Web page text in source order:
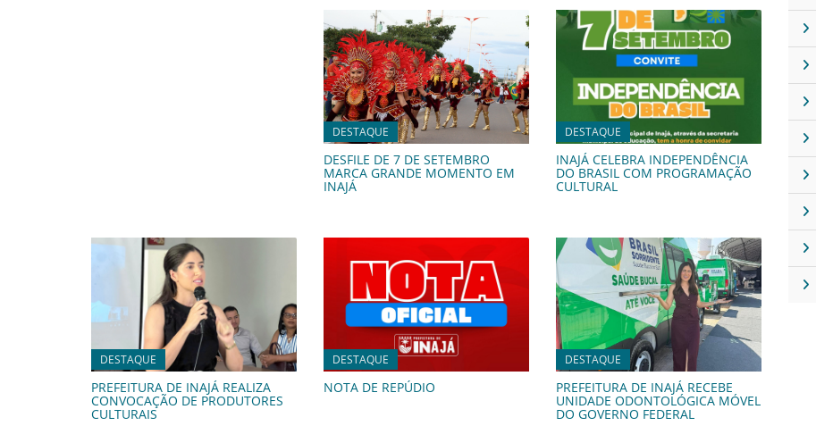
DESTAQUE
DESFILE DE 7 DE SETEMBRO
MARCA GRANDE MOMENTO EM
INAJÁ
DESTAQUE
INAJÁ CELEBRA INDEPENDÊNCIA
DO BRASIL COM PROGRAMAÇÃO
CULTURAL
DESTAQUE
PREFEITURA DE INAJÁ REALIZA
CONVOCAÇÃO DE PRODUTORES
CULTURAIS
DESTAQUE
NOTA DE REPÚDIO
DESTAQUE
PREFEITURA DE INAJÁ RECEBE
UNIDADE ODONTOLÓGICA MÓVEL
DO GOVERNO FEDERAL